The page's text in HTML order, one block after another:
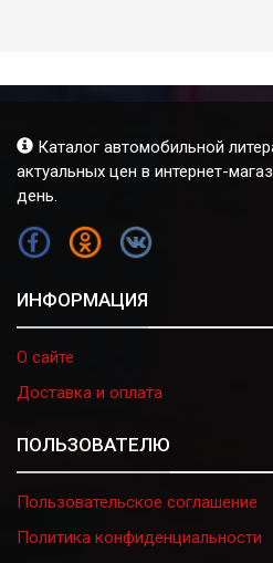
Каталог автомобильной
актуальных цен в интернет-
день.
FB OK VK
ИНФОРМАЦИЯ
О сайте
Доставка и оплата
ПОЛЬЗОВАТЕЛЮ
Пользовательское соглашение
Политика конфиденциальности